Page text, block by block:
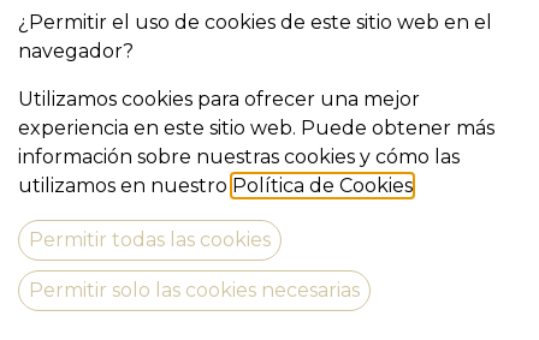
E-Mail *
Teléfono *
¿Permitir el uso de cookies de este sitio web en el
navegador?
Utilizamos cookies para ofrecer una mejor
experiencia en este sitio web. Puede obtener más
información sobre nuestras cookies y cómo las
utilizamos en nuestro Política de Cookies
Permitir todas las cookies
Permitir solo las cookies necesarias